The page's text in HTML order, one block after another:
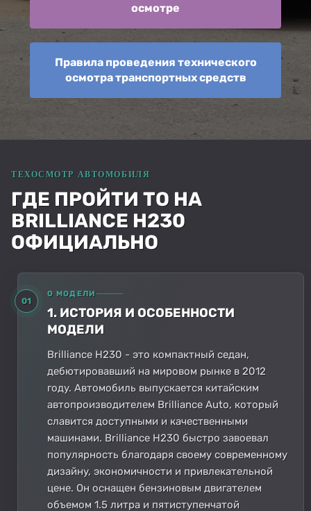
осмотре
Правила проведения технического
осмотра транспортных средств
ГДЕ ПРОЙТИ ТО НА
BRILLIANCE H230
ОФИЦИАЛЬНО
01
О МОДЕЛИ
1. ИСТОРИЯ И ОСОБЕННОСТИ
МОДЕЛИ
Brilliance H230 - это компактный седан,
дебютировавший на мировом рынке в 2012
году. Автомобиль выпускается китайским
автопроизводителем Brilliance Auto, который
славится доступными и качественными
машинами. Brilliance H230 быстро завоевал
популярность благодаря своему современному
дизайну, экономичности и привлекательной
цене. Он оснащен бензиновым двигателем
объемом 1.5 литра и пятиступенчатой